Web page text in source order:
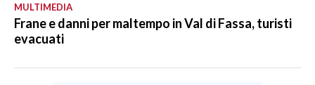
MULTIMEDIA
Frane e danni per maltempo in Val di Fassa, turisti
evacuati